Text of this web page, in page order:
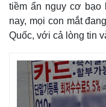
Pháp luật
Vụ án
tiềm ẩn nguy cơ bạo
nay, mọi con mắt
Quốc, với cả lòng tin